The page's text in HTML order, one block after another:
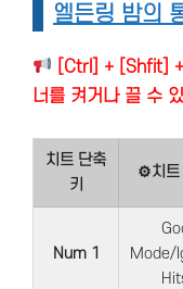
엘든링 밤의
[Ctrl] + [Shfit] +
너를 켜거나 끌 수
치트 단축
키
⚙치트
Num 1
Mode/